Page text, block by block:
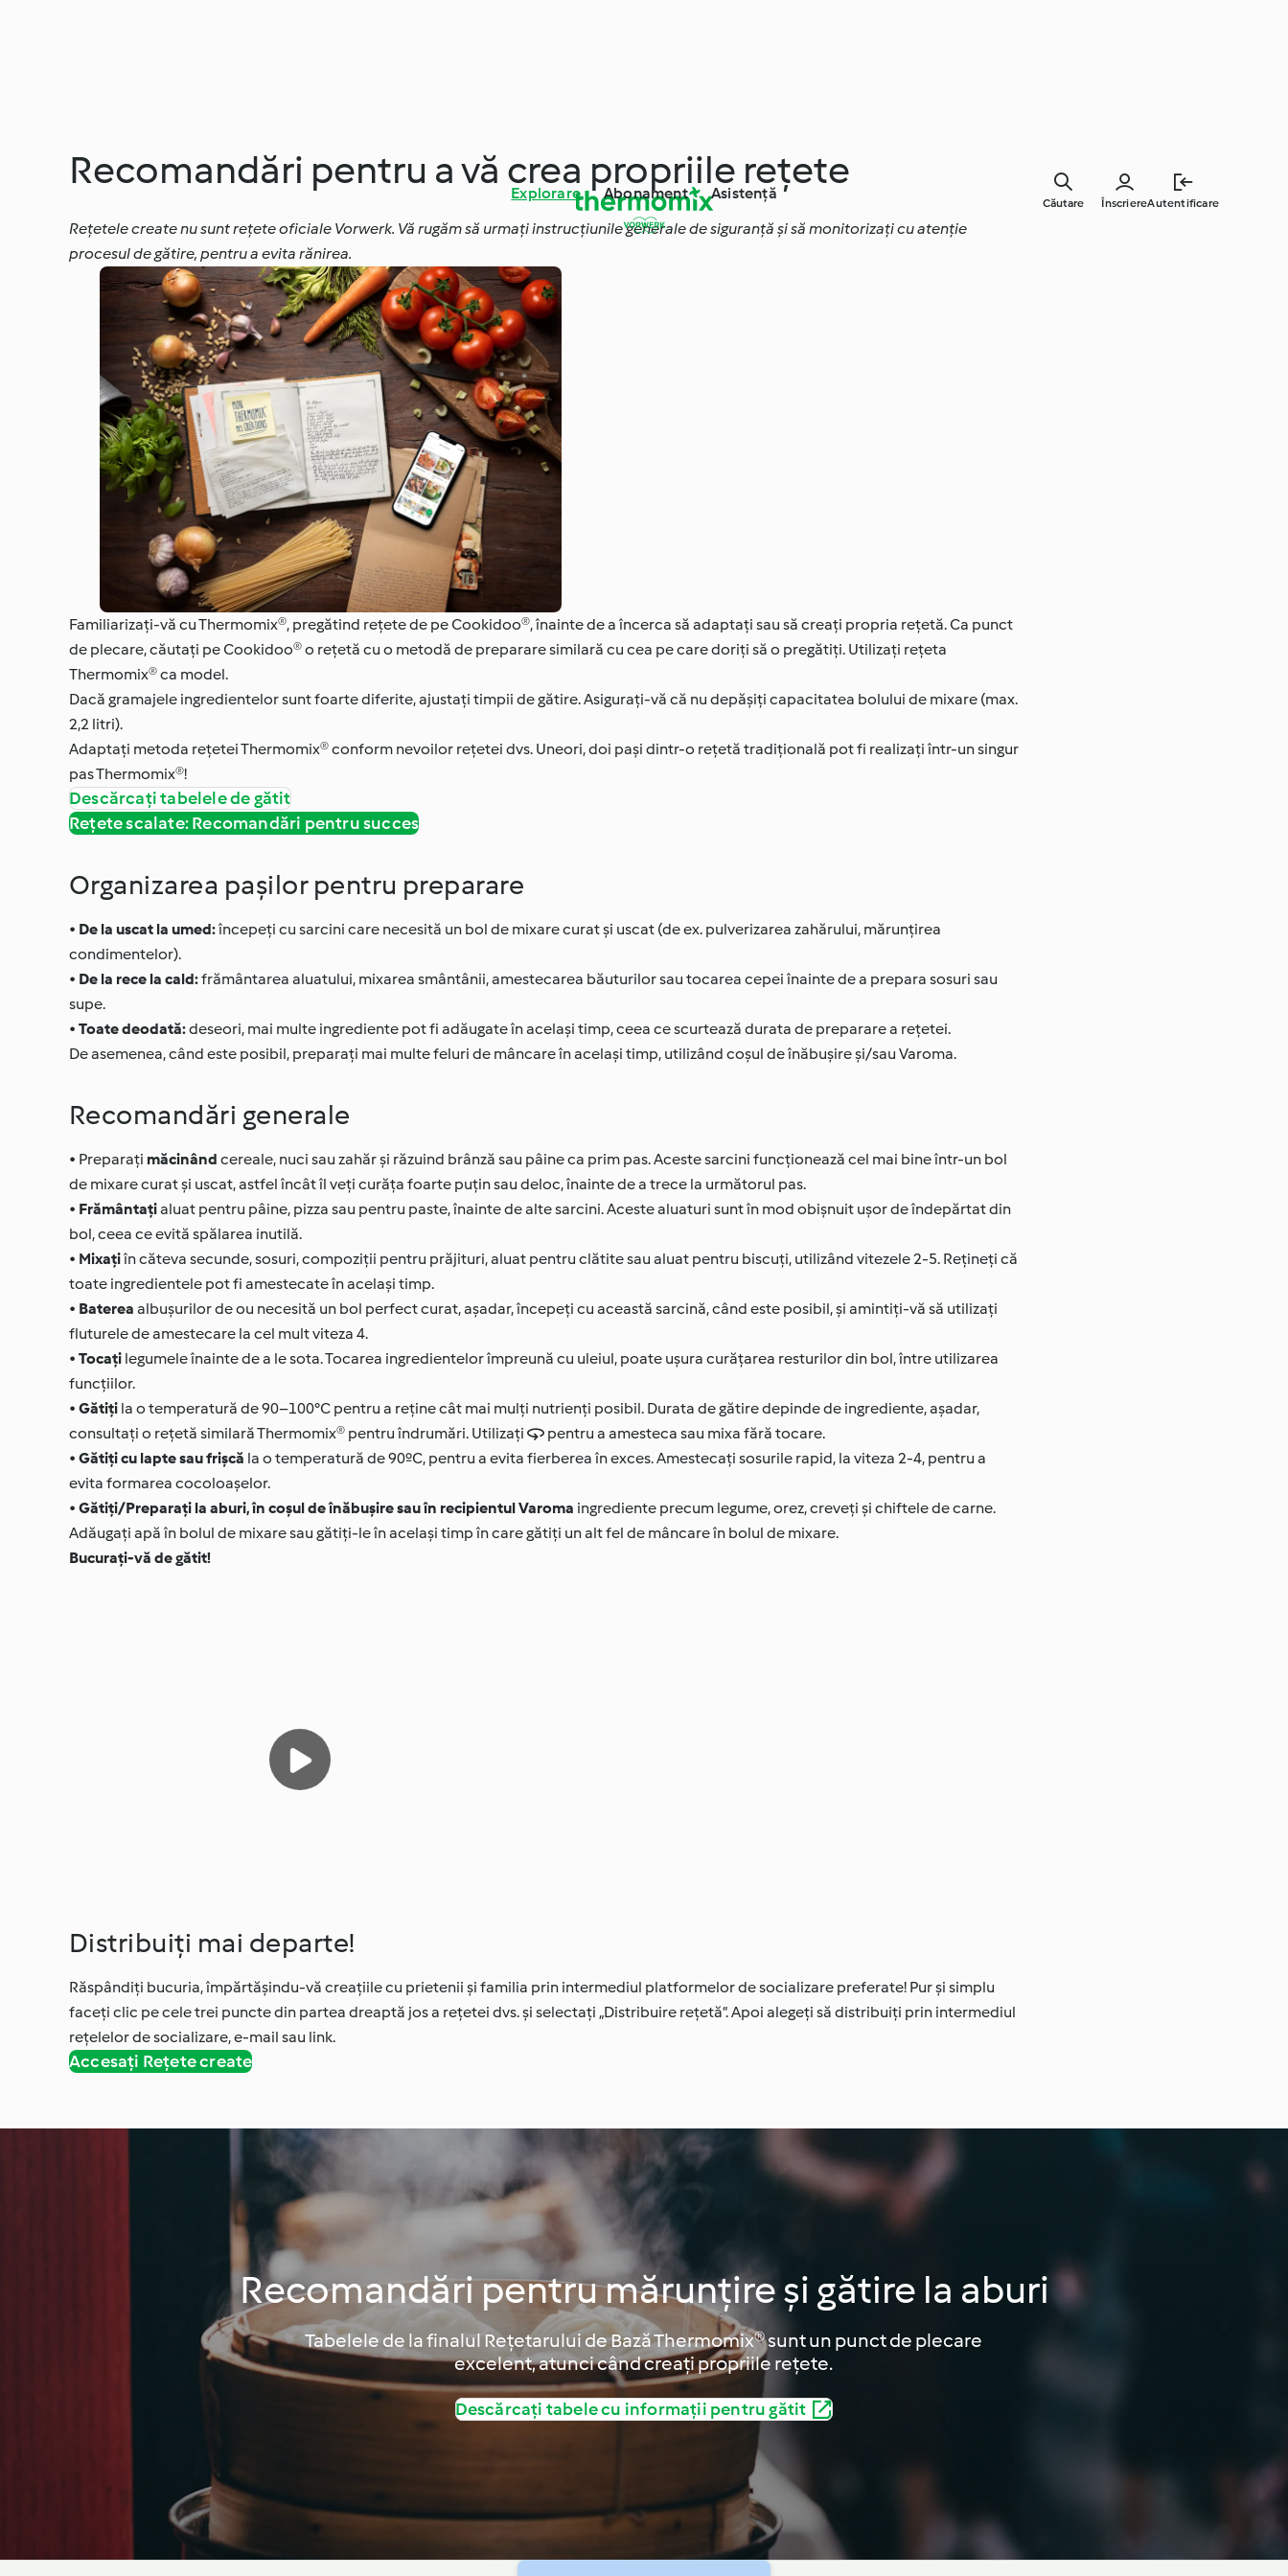
Explorare Abonament Asistență
ÎnscriereAutentificare
Căutare
Recomandări pentru a vă crea propriile rețete
Rețetele create nu sunt rețete oficiale Vorwerk. Vă rugăm să urmați instrucțiunile generale de siguranță și să monitorizați cu atenție
procesul de gătire, pentru a evita rănirea.
Familiarizați-vă cu Thermomix®, pregătind rețete de pe Cookidoo®, înainte de a încerca să adaptați sau să creați propria rețetă. Ca punct
de plecare, căutați pe Cookidoo® o rețetă cu o metodă de preparare similară cu cea pe care doriți să o pregătiți. Utilizați rețeta
Thermomix® ca model.
Dacă gramajele ingredientelor sunt foarte diferite, ajustați timpii de gătire. Asigurați-vă că nu depășiți capacitatea bolului de mixare (max.
2,2 litri).
Adaptați metoda rețetei Thermomix® conform nevoilor rețetei dvs. Uneori, doi pași dintr-o rețetă tradițională pot fi realizați într-un singur
pas Thermomix®!
Descărcați tabelele de gătit
Rețete scalate: Recomandări pentru succes
Organizarea pașilor pentru preparare
• De la uscat la umed:începeți cu sarcini care necesită un bol de mixare curat și uscat (de ex. pulverizarea zahărului, mărunțirea
condimentelor).
• De la rece la cald:frământarea aluatului, mixarea smântânii, amestecarea băuturilor sau tocarea cepei înainte de a prepara sosuri sau
supe.
• Toate deodată:deseori, mai multe ingrediente pot fi adăugate în același timp, ceea ce scurtează durata de preparare a rețetei.
De asemenea, când este posibil, preparați mai multe feluri de mâncare în același timp, utilizând coșul de înăbușire și/sau Varoma.
Recomandări generale
• Preparați măcinând cereale, nuci sau zahăr și răzuind brânză sau pâine ca prim pas. Aceste sarcini funcționează cel mai bine într-un bol
de mixare curat și uscat, astfel încât îl veți curăța foarte puțin sau deloc, înainte de a trece la următorul pas.
• Frământațialuat pentru pâine, pizza sau pentru paste, înainte de alte sarcini. Aceste aluaturi sunt în mod obișnuit ușor de îndepărtat din
bol, ceea ce evită spălarea inutilă.
• Mixațiîn căteva secunde, sosuri, compoziții pentru prăjituri, aluat pentru clătite sau aluat pentru biscuți, utilizând vitezele 2-5. Rețineți că
toate ingredientele pot fi amestecate în același timp.
• Baterea albușurilor de ou necesită un bol perfect curat, așadar, începeți cu această sarcină, când este posibil, și amintiți-vă să utilizați
fluturele de amestecare la cel mult viteza 4.
• Tocați legumele înainte de a le sota. Tocarea ingredientelor împreună cu uleiul, poate ușura curățarea resturilor din bol, între utilizarea
funcțiilor.
• Gătiți la o temperatură de 90–100°C pentru a reține cât mai mulți nutrienți posibil. Durata de gătire depinde de ingrediente, așadar,
consultați o rețetă similară Thermomix® pentru îndrumări. Utilizați  pentru a amesteca sau mixa fără tocare.
• Gătiți cu lapte sau frișcă la o temperatură de 90ºC, pentru a evita fierberea în exces. Amestecați sosurile rapid, la viteza 2-4, pentru a
evita formarea cocoloașelor.
• Gătiți/Preparați la aburi, în coșul de înăbușire sau în recipientul Varoma ingrediente precum legume, orez, creveți și chiftele de carne.
Adăugați apă în bolul de mixare sau gătiți-le în același timp în care gătiți un alt fel de mâncare în bolul de mixare.
Bucurați-vă de gătit!
Distribuiți mai departe!
Răspândiți bucuria, împărtășindu-vă creațiile cu prietenii și familia prin intermediul platformelor de socializare preferate! Pur și simplu
faceți clic pe cele trei puncte din partea dreaptă jos a rețetei dvs. și selectați „Distribuire rețetă”. Apoi alegeți să distribuiți prin intermediul
rețelelor de socializare, e-mail sau link.
Accesați Rețete create
Recomandări pentru mărunțire și gătire la aburi
Tabelele de la finalul Rețetarului de Bază Thermomix® sunt un punct de plecare
excelent, atunci când creați propriile rețete.
Descărcați tabele cu informații pentru gătit